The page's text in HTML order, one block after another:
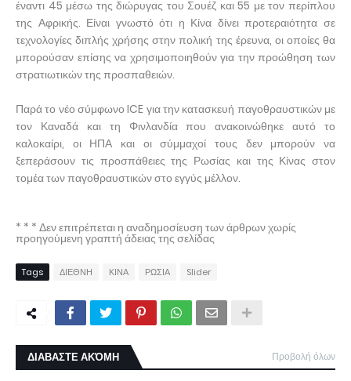
έναντι 45 μέσω της διώρυγας του Σουέζ και 55 με τον περίπλου
της Αφρικής. Είναι γνωστό ότι η Κίνα δίνει προτεραιότητα σε
τεχνολογίες διπλής χρήσης στην πολική της έρευνα, οι οποίες θα
μπορούσαν επίσης να χρησιμοποιηθούν για την προώθηση των
στρατιωτικών της προσπαθειών.
Παρά το νέο σύμφωνο ICE για την κατασκευή παγοθραυστικών με
τον Καναδά και τη Φινλανδία που ανακοινώθηκε αυτό το
καλοκαίρι, οι ΗΠΑ και οι σύμμαχοί τους δεν μπορούν να
ξεπεράσουν τις προσπάθειες της Ρωσίας και της Κίνας στον
τομέα των παγοθραυστικών στο εγγύς μέλλον.
* * * Δεν επιτρέπεται η αναδημοσίευση των άρθρων χωρίς
προηγούμενη γραπτή άδειας της σελίδας
Tags ΔΙΕΘΝΗ ΚΙΝΑ ΡΩΣΙΑ Slider
ΔΙΑΒΑΣΤΕ ΑΚΌΜΗ Προβολή όλων